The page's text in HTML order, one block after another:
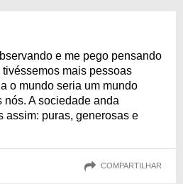
e me pego pensando
mais pessoas
o mundo seria um mundo
nós. A sociedade anda
assim: puras, generosas e
COMPARTILHAR